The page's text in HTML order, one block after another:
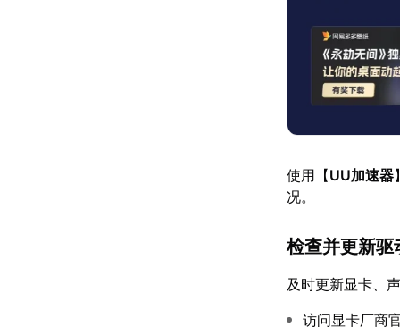
使用【UU加速器
况。
检查并更新驱
及时更新显卡、
访问显卡厂商